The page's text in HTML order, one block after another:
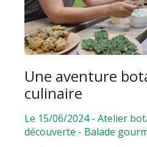
Une aventure
culinaire
Le 15/06/2024 - Atelier
découverte - Balade